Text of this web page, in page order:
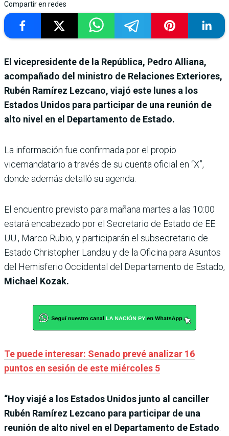
Compartir en redes
El vicepresidente de la República, Pedro Alliana,
acompañado del ministro de Relaciones Exteriores,
Rubén Ramírez Lezcano, viajó este lunes a los
Estados Unidos para participar de una reunión de
alto nivel en el Departamento de Estado.
La información fue confirmada por el propio
vicemandatario a través de su cuenta oficial en “X”,
donde además detalló su agenda.
El encuentro previsto para mañana martes a las 10:00
estará encabezado por el Secretario de Estado de EE.
UU., Marco Rubio, y participarán el subsecretario de
Estado Christopher Landau y de la Oficina para Asuntos
del Hemisferio Occidental del Departamento de Estado,
Michael Kozak.
Te puede interesar: Senado prevé analizar 16
puntos en sesión de este miércoles 5
“Hoy viajé a los Estados Unidos junto al canciller
Rubén Ramírez Lezcano para participar de una
reunión de alto nivel en el Departamento de Estado